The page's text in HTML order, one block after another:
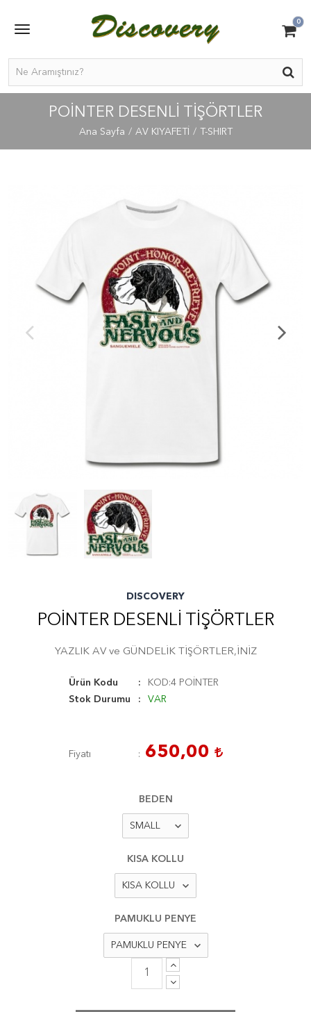
0
POİNTER DESENLİ TİŞÖRTLER
Ana Sayfa AV KIYAFETİ T-SHIRT
DISCOVERY
POİNTER DESENLİ TİŞÖRTLER
YAZLIK AV ve GÜNDELİK TİŞÖRTLER,İNİZ
Ürün Kodu
KOD:4 POİNTER
Stok Durumu
VAR
Fiyatı 650,00
BEDEN
KISA KOLLU
PAMUKLU PENYE